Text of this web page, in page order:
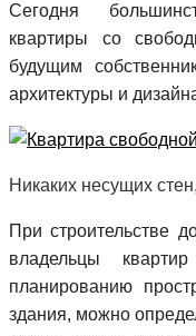
Сегодня
квартиры со
будущим
архитектуры и
Никаких несущих
При строительстве
владельцы
планированию
здания, можно